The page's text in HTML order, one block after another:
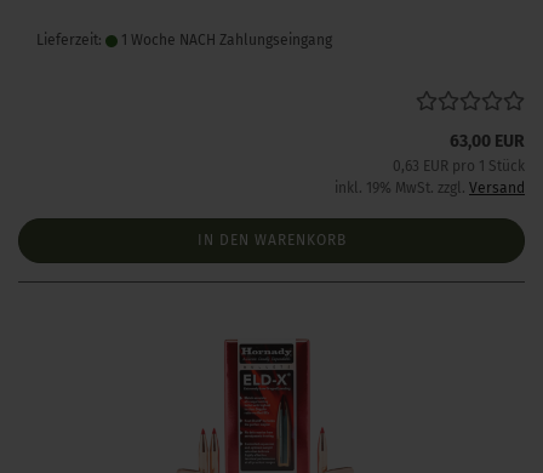
Lieferzeit: 1 Woche NACH Zahlungseingang
63,00 EUR
0,63 EUR pro 1 Stück
inkl. 19% MwSt. zzgl. Versand
IN DEN WARENKORB